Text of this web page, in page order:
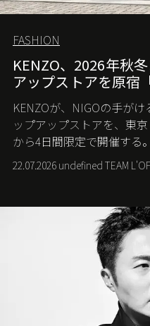
FASHION
KENZO、2026年秋
アップストアを原宿
KENZOが、NIGOの手が
ップアップストアを、東
から4日間限定で開催する
た空間で、メゾンのヘリテ
コレクションを紹介。
22.07.2026 undefined TEAM